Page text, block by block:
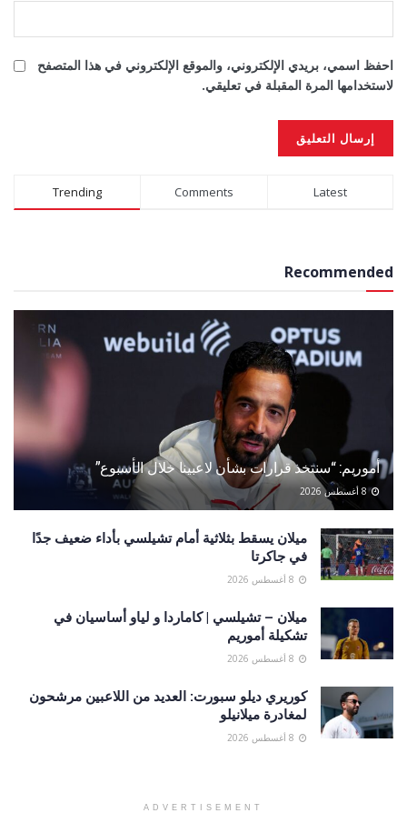
احفظ اسمي، بريدي الإلكتروني، والموقع الإلكتروني في هذا المتصفح
لاستخدامها المرة المقبلة في تعليقي.
Trending Comments Latest
Recommended
أموريم: “سنتخذ قرارات بشأن لاعبينا خلال الأسبوع”
8 أغسطس 2026
ميلان يسقط بثلاثية أمام تشيلسي بأداء ضعيف جدًا
في جاكرتا
ميلان – تشيلسي | كاماردا و لياو أساسيان في
تشكيلة أموريم
كوريري ديلو سبورت: العديد من اللاعبين مرشحون
لمغادرة ميلانيلو
ADVERTISEMENT